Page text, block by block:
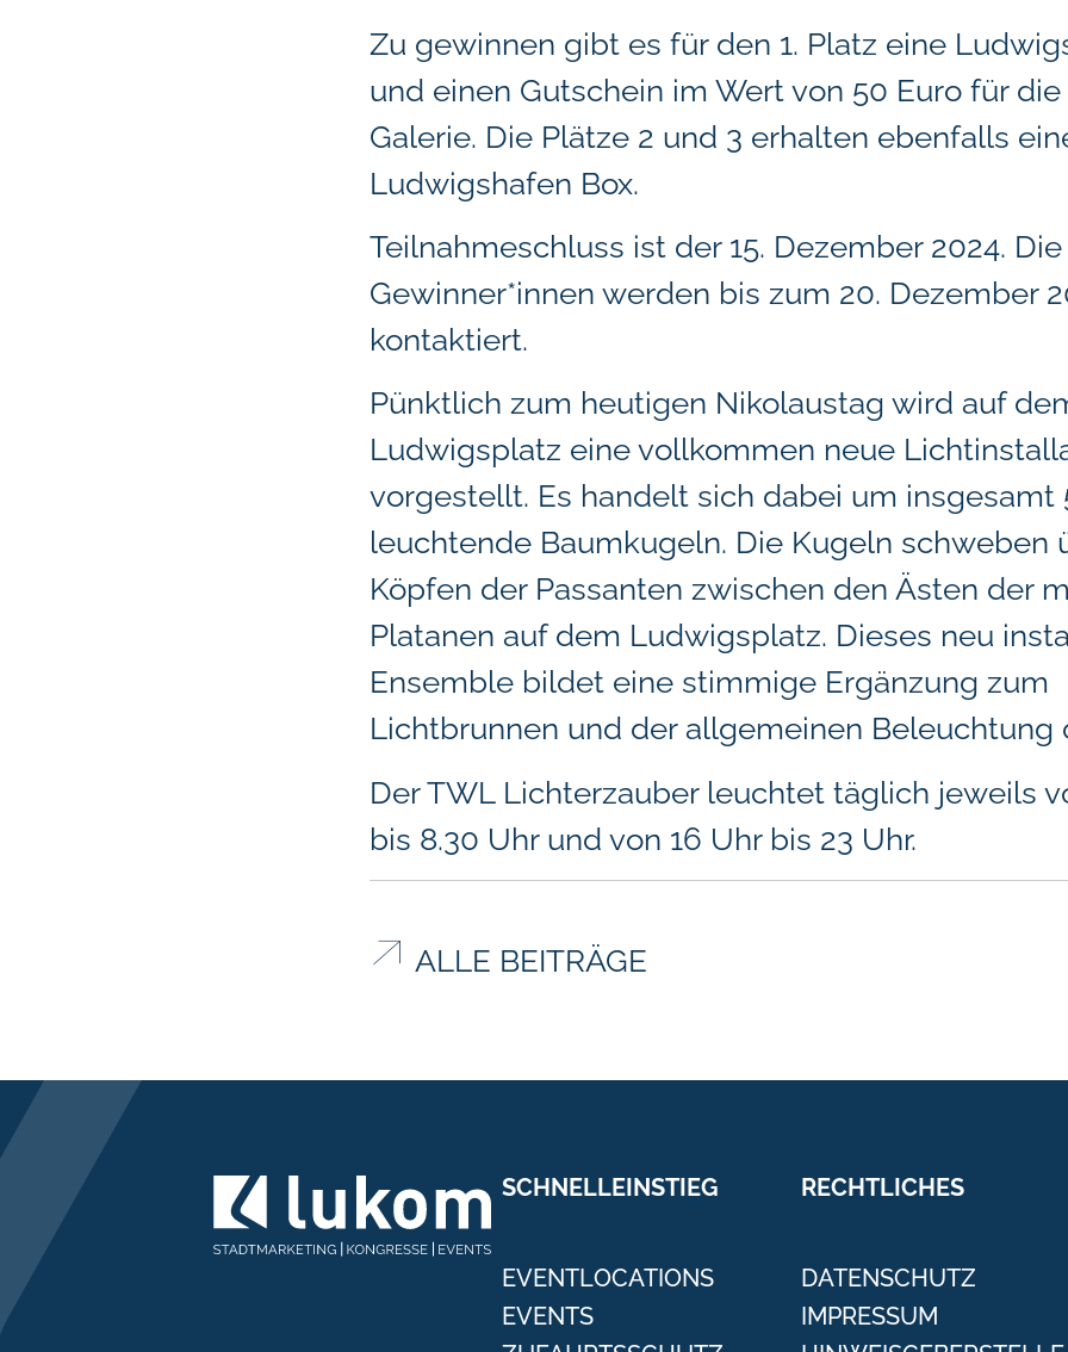
Zu gewinnen gibt es für den 1. Platz eine
und einen Gutschein im Wert von 50 Euro für
Galerie. Die Plätze 2 und 3 erhalten ebenfalls
Ludwigshafen Box.
Teilnahmeschluss ist der 15. Dezember 2024. Die
Gewinner*innen werden bis zum 20. Dezember
kontaktiert.
Pünktlich zum heutigen Nikolaustag wird auf
Ludwigsplatz eine vollkommen neue
vorgestellt. Es handelt sich dabei um insgesamt
leuchtende Baumkugeln. Die Kugeln schweben
Köpfen der Passanten zwischen den Ästen der
Platanen auf dem Ludwigsplatz. Dieses neu
Ensemble bildet eine stimmige Ergänzung zum
Lichtbrunnen und der allgemeinen Beleuchtung
Der TWL Lichterzauber leuchtet täglich jeweils
bis 8.30 Uhr und von 16 Uhr bis 23 Uhr.
ALLE BEITRÄGE
SCHNELLEINSTIEG
EVENTLOCATIONS
EVENTS
RECHTLICHES
DATENSCHUTZ
IMPRESSUM